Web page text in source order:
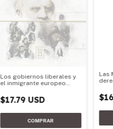
Los gobiernos liberales y
el inmigrante europeo
$17.79 USD
Las